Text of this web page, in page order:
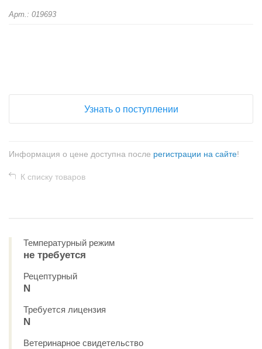
Арт.: 019693
Узнать о поступлении
Информация о цене доступна после регистрации на сайте!
К списку товаров
Температурный режим
не требуется
Рецептурный
N
Требуется лицензия
N
Ветеринарное свидетельство